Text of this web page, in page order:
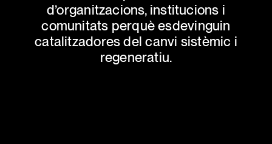
d’organitzacions, institucions i
comunitats perquè esdevinguin
catalitzadores del canvi sistèmic i
regeneratiu.